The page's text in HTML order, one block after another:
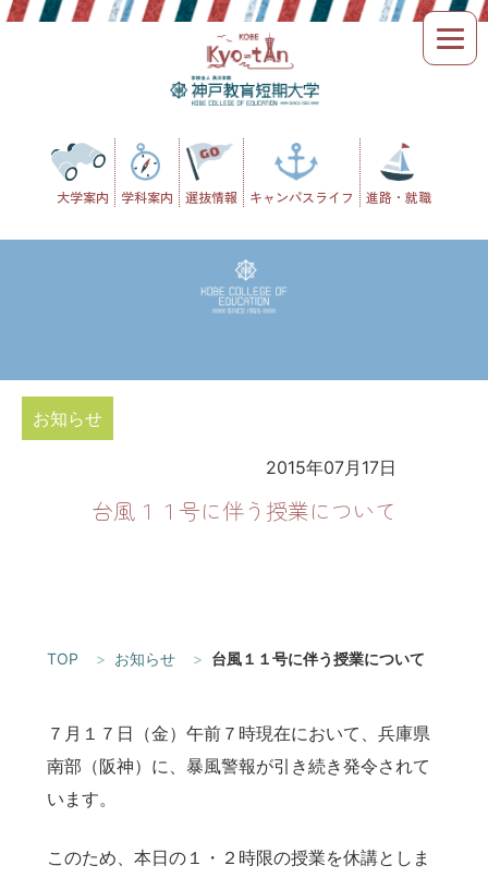
Skip
to
大学案内 学科案内 選抜情報 キャンパスライフ 進路・就職
お知らせ
2015年07月17日
台風１１号に伴う授業について
TOP お知らせ 台風１１号に伴う授業について
７月１７日（金）午前７時現在において、兵庫県
南部（阪神）に、暴風警報が引き続き発令されて
います。
このため、本日の１・２時限の授業を休講としま